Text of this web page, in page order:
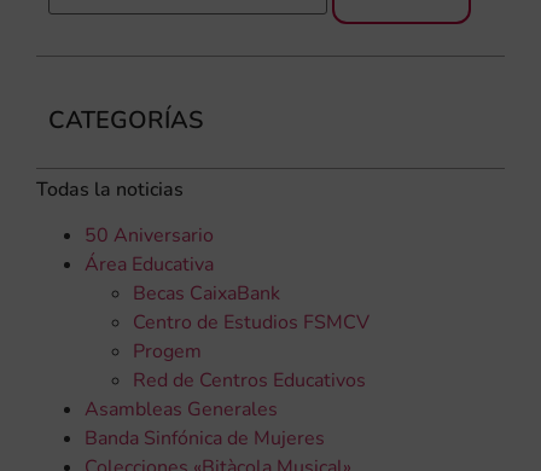
CATEGORÍAS
Todas la noticias
50 Aniversario
Área Educativa
Becas CaixaBank
Centro de Estudios FSMCV
Progem
Red de Centros Educativos
Asambleas Generales
Banda Sinfónica de Mujeres